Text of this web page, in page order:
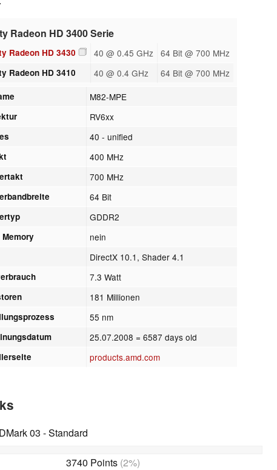
Radeon HD 3400 Serie
Radeon HD 3430 40 @ 0.45 GHz 64 Bit @ 700 MHz
Radeon HD 3410 40 @ 0.4 GHz 64 Bit @ 700 MHz
M82-MPE
RV6xx
40 - unified
400 MHz
700 MHz
64 Bit
GDDR2
Memory nein
DirectX 10.1, Shader 4.1
7.3 Watt
181 Millionen
55 nm
25.07.2008 = 6587 days old
products.amd.com
03 - Standard
3740 Points(2%)